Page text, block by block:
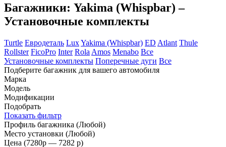
Багажники: Yakima (Whispbar) –
Установочные комплекты
Turtle Евродеталь LuxYakima (Whispbar) ED Atlant Thule
Rollster FicoPro Inter Rola Amos Menabo Все
Установочные комплекты Поперечные дуги Все
Подберите багажник для вашего автомобиля
Марка
Модель
Модификации
Подобрать
Показать фильтр
Профиль багажника (Любой)
Место установки (Любой)
Цена (7280p — 7282 p)